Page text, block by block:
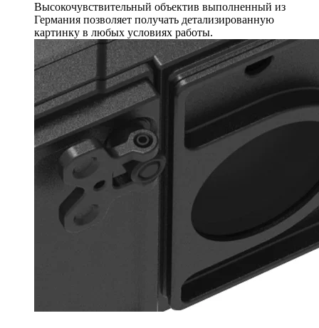
Высокочувствительный объектив выполненный из
Германия позволяет получать детализированную
картинку в любых условиях работы.